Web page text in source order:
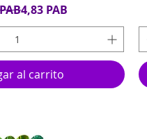
Precio
Precio de oferta
4,83 PAB
al carrito